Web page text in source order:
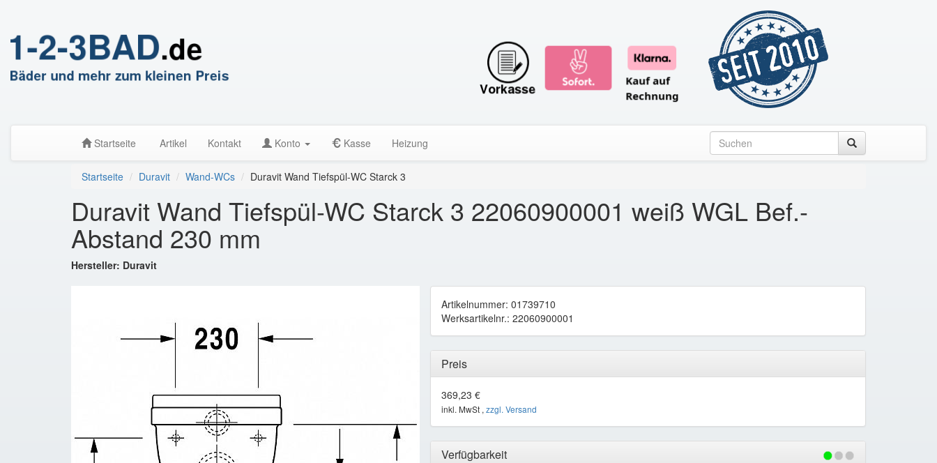
Startseite Artikel Kontakt Konto Kasse Heizung
Startseite Duravit Wand-WCs Duravit Wand Tiefspül-WC Starck 3
Duravit Wand Tiefspül-WC Starck 3 22060900001 weiß WGL Bef.-
Abstand 230 mm
Hersteller: Duravit
Artikelnummer: 01739710
Werksartikelnr.: 22060900001
Preis
369,23 €
inkl. MwSt , zzgl. Versand
Verfügbarkeit